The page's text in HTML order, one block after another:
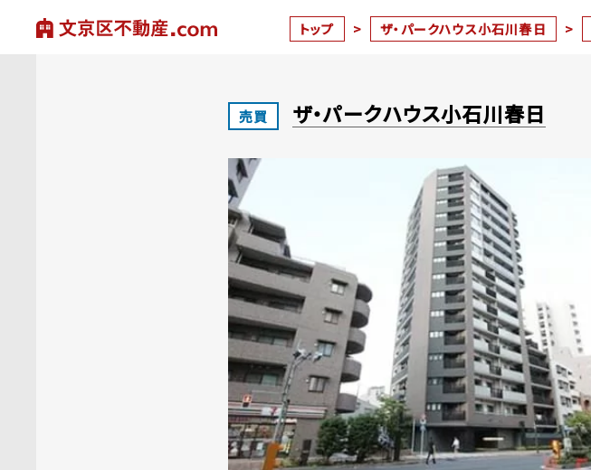
トップ > ザ・パークハウス小石川春日 >
売買 ザ・パークハウス小石川春日